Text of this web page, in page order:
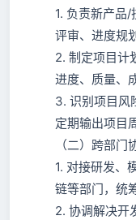
1. 负责新产品
评审、进度规
2. 制定项目计
进度、质量、
3. 识别项目风
定期输出项目
（二）跨部门
1. 对接研发、
链等部门，统
2. 协调解决开